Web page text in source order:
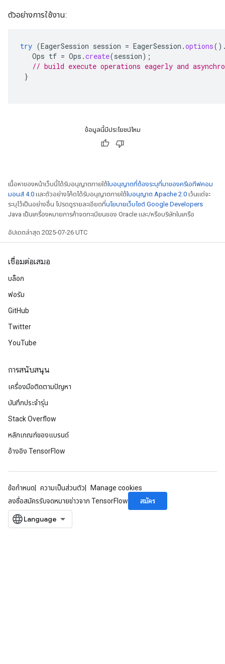
ตัวอย่างการใช้งาน:
try (EagerSession session = EagerSession .options
Ops tf = Ops .create(session);
// build execute operations eagerly and
}
ข้อมูลนี้มีประโยชน์ไหม
เนื้อหาของหน้าเว็บนี้ได้รับอนุญาตภายใต้ใบอนุญาตที่ต้องระบุที่มาของครีเอทีฟคอม
มอนส์ 4.0 และตัวอย่างโค้ดได้รับอนุญาตภายใต้ใบอนุญาต Apache 2.0 เว้นแต่จะ
ระบุไว้เป็นอย่างอื่น โปรดดูรายละเอียดที่นโยบายเว็บไซต์ Google Developers
Java เป็นเครื่องหมายการค้าจดทะเบียนของ Oracle และ/หรือบริษัทในเครือ
อัปเดตล่าสุด 2025-07-26 UTC
เชื่อมต่อเสมอ
บล็อก
ฟอรัม
GitHub
Twitter
YouTube
การสนับสนุน
เครื่องมือติดตามปัญหา
บันทึกประจำรุ่น
Stack Overflow
หลักเกณฑ์ของแบรนด์
อ้างอิง TensorFlow
ข้อกำหนด ความเป็นส่วนตัว
Manage cookies
ลงชื่อสมัครรับจดหมายข่าวจาก TensorFlow
สมัคร